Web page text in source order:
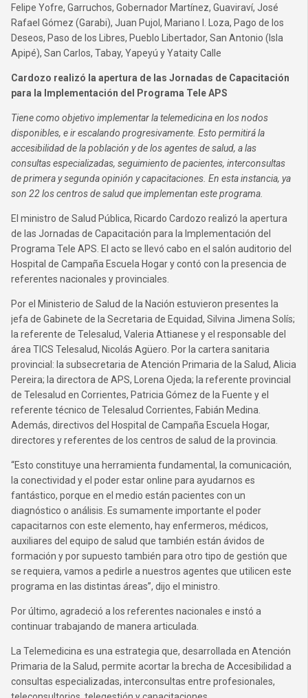
Felipe Yofre, Garruchos, Gobernador Martínez, Guaviraví, José
Rafael Gómez (Garabi), Juan Pujol, Mariano I. Loza, Pago de los
Deseos, Paso de los Libres, Pueblo Libertador, San Antonio (Isla
Apipé), San Carlos, Tabay, Yapeyú y Yataity Calle
Cardozo realizó la apertura de las Jornadas de Capacitación
para la Implementación del Programa Tele APS
Tiene como objetivo implementar la telemedicina en los nodos
disponibles, e ir escalando progresivamente. Esto permitirá la
accesibilidad de la población y de los agentes de salud, a las
consultas especializadas, seguimiento de pacientes, interconsultas
de primera y segunda opinión y capacitaciones. En esta instancia, ya
son 22 los centros de salud que implementan este programa.
El ministro de Salud Pública, Ricardo Cardozo realizó la apertura
de las Jornadas de Capacitación para la Implementación del
Programa Tele APS. El acto se llevó cabo en el salón auditorio del
Hospital de Campaña Escuela Hogar y contó con la presencia de
referentes nacionales y provinciales.
Por el Ministerio de Salud de la Nación estuvieron presentes la
jefa de Gabinete de la Secretaria de Equidad, Silvina Jimena Solís;
la referente de Telesalud, Valeria Attianese y el responsable del
área TICS Telesalud, Nicolás Agüero. Por la cartera sanitaria
provincial: la subsecretaria de Atención Primaria de la Salud, Alicia
Pereira; la directora de APS, Lorena Ojeda; la referente provincial
de Telesalud en Corrientes, Patricia Gómez de la Fuente y el
referente técnico de Telesalud Corrientes, Fabián Medina.
Además, directivos del Hospital de Campaña Escuela Hogar,
directores y referentes de los centros de salud de la provincia.
“Esto constituye una herramienta fundamental, la comunicación,
la conectividad y el poder estar online para ayudarnos es
fantástico, porque en el medio están pacientes con un
diagnóstico o análisis. Es sumamente importante el poder
capacitarnos con este elemento, hay enfermeros, médicos,
auxiliares del equipo de salud que también están ávidos de
formación y por supuesto también para otro tipo de gestión que
se requiera, vamos a pedirle a nuestros agentes que utilicen este
programa en las distintas áreas”, dijo el ministro.
Por último, agradeció a los referentes nacionales e instó a
continuar trabajando de manera articulada.
La Telemedicina es una estrategia que, desarrollada en Atención
Primaria de la Salud, permite acortar la brecha de Accesibilidad a
consultas especializadas, interconsultas entre profesionales,